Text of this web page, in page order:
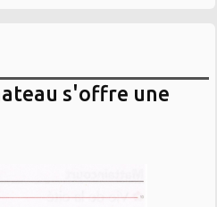
s'offre une